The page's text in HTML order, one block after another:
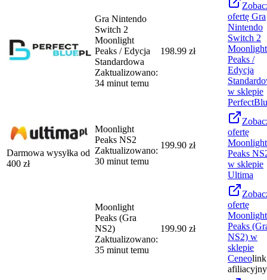
Gra Nintendo
Switch 2
Moonlight
Peaks / Edycja
Standardowa
Zaktualizowano:
34 minut temu
198.99 zł
ofertę Gra
Nintendo
Switch 2
Moonlight
Peaks /
Edycja
w sklepie
Darmowa wysyłka od
400 zł
Moonlight
Peaks NS2
Zaktualizowano:
30 minut temu
199.90 zł
ofertę
Moonlight
Peaks
w sklepie
Ultima
Moonlight
Peaks (Gra
NS2)
Zaktualizowano:
35 minut temu
199.90 zł
ofertę
Moonlight
Peaks
NS2) w
sklepie
Ceneolink
afiliacyjny